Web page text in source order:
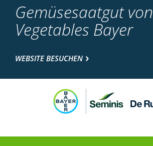
Gemüsesaatgut von
Vegetables Bayer
WEBSITE BESUCHEN